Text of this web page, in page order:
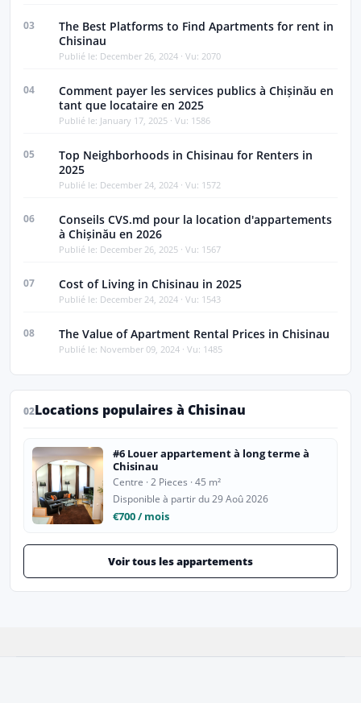
03
The Best Platforms to Find Apartments for rent in
Chisinau
Publié le: December 26, 2024 · Vu: 2070
04
Comment payer les services publics à Chișinău en
tant que locataire en 2025
Publié le: January 17, 2025 · Vu: 1586
05
Top Neighborhoods in Chisinau for Renters in
2025
Publié le: December 24, 2024 · Vu: 1572
06
Conseils CVS.md pour la location d'appartements
à Chișinău en 2026
Publié le: December 26, 2025 · Vu: 1567
07 Cost of Living in Chisinau in 2025
Publié le: December 24, 2024 · Vu: 1543
08 The Value of Apartment Rental Prices in Chisinau
Publié le: November 09, 2024 · Vu: 1485
02Locations populaires à Chisinau
#6 Louer appartement à long terme à
Chisinau
Centre · 2 Pieces · 45 m²
Disponible à partir du 29 Aoû 2026
€700 / mois
Voir tous les appartements